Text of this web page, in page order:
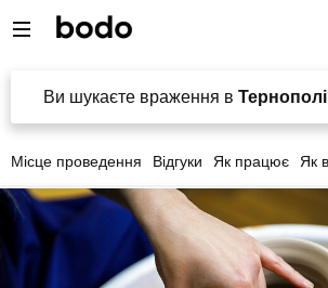
Ви шукаєте враження в Тернополі
Місце проведення Відгуки Як працює Як